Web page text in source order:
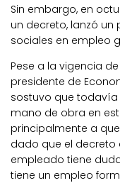
Sin embargo, en
un decreto, lanzó
sociales en empleo
Pese a la vigencia
presidente de
sostuvo que todavía
mano de obra en
principalmente a
dado que el decreto
empleado tiene
tiene un empleo